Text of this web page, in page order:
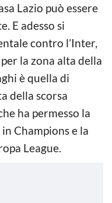
Lazio può essere
E adesso si
contro l’Inter,
la zona alta della
è quella di
della scorsa
ha permesso la
Champions e la
League.